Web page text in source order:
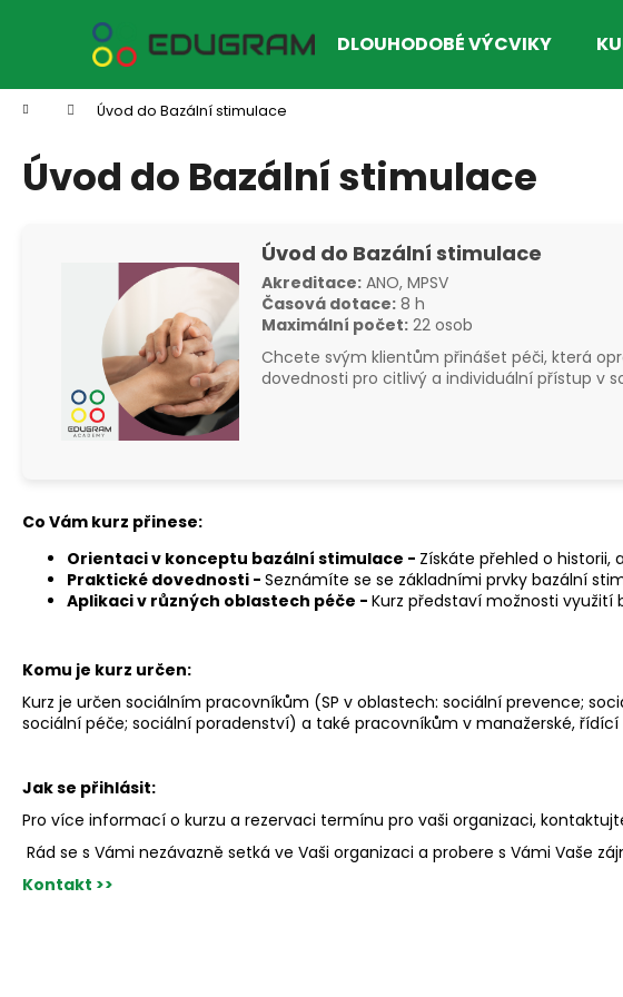
DLOUHODOBÉ VÝCVIKY
Domů Úvod do Bazální stimulace
Úvod do Bazální stimulace
Úvod do Bazální stimulace
Akreditace: ANO, MPSV
Časová dotace: 8 h
Maximální počet: 22 osob
Chcete svým klientům přinášet péči, která
dovednosti pro citlivý a individuální přístup v
Co Vám kurz přinese:
Orientaci v konceptu bazální stimulace - Získáte přehled o
Praktické dovednosti - Seznámíte se se základními prvky bazální
Aplikaci v různých oblastech péče - Kurz představí možnosti využití
Komu je kurz určen:
Kurz je určen sociálním pracovníkům (SP v oblastech: sociální prevence;
sociální péče; sociální poradenství) a také pracovníkům v manažerské, řídící
Jak se přihlásit:
Pro více informací o kurzu a rezervaci termínu pro vaši organizaci,
Rád se s Vámi nezávazně setká ve Vaši organizaci a probere s Vámi Vaše
Kontakt >>
í
Zpět
do
obchodu
Zpět
do
obchodu